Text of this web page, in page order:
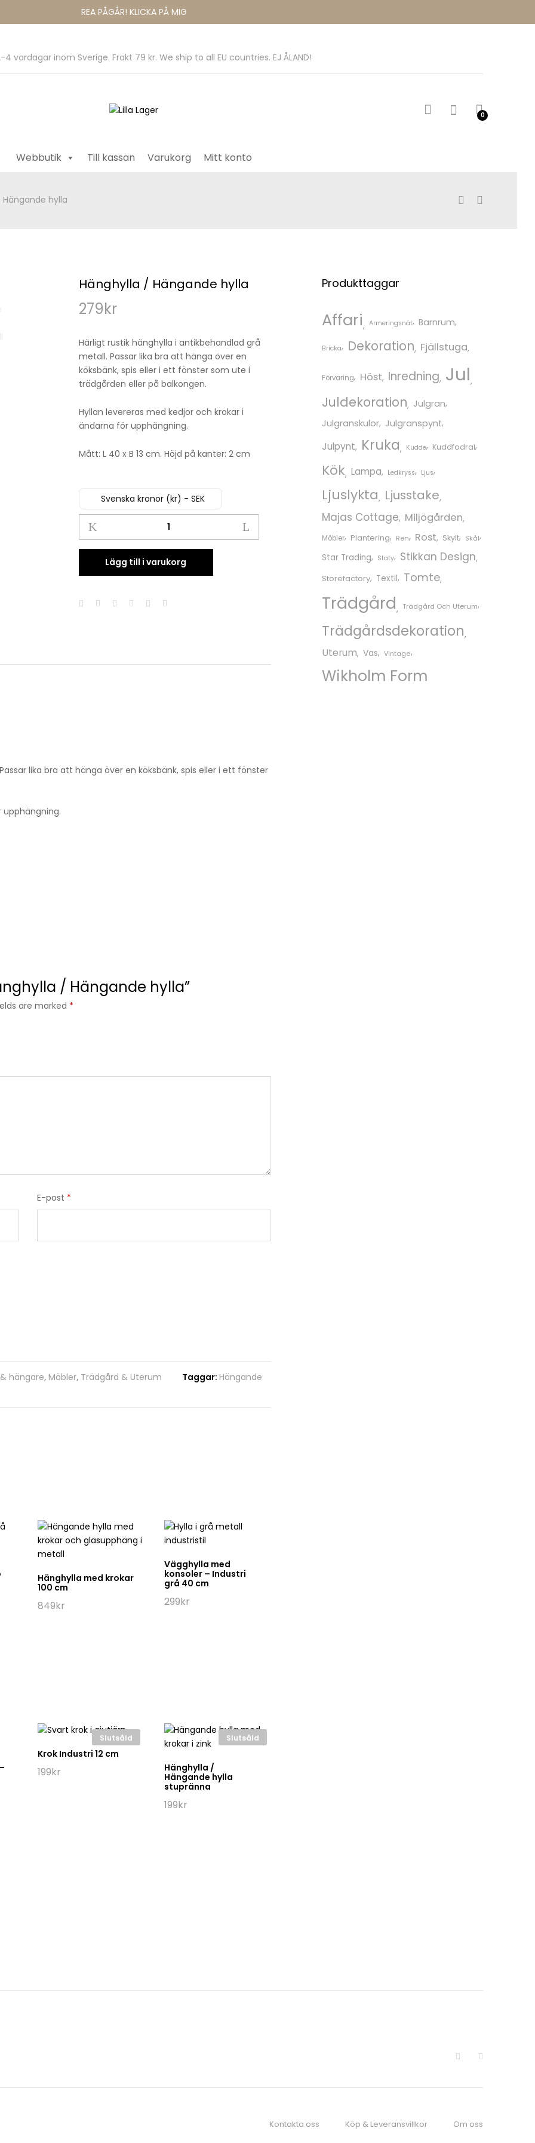
REA PÅGÅR! KLICKA PÅ MIG
4 vardagar inom Sverige. Frakt 79 kr. We ship to all EU countries. EJ ÅLAND!
0
Webbutik Till kassan Varukorg Mitt konto
hylla
Hänghylla / Hängande hylla
279kr
Härligt rustik hänghylla i antikbehandlad grå
metall. Passar lika bra att hänga över en
köksbänk, spis eller i ett fönster som ute i
trädgården eller på balkongen.
Hyllan levereras med kedjor och krokar i
ändarna för upphängning.
Mått: L 40 x B 13 cm. Höjd på kanter: 2 cm
Svenska kronor (kr) - SEK
/
Hängande
hylla
quantity
Lägg till i varukorg
lika bra att hänga över en köksbänk, spis eller i ett fönster
upphängning.
/ Hängande hylla”
are marked *
E-post *
hängare, Möbler, Trädgård & Uterum Taggar: Hängande
Hänghylla med krokar
100 cm
849kr
Vägghylla med
konsoler – Industri
grå 40 cm
299kr
Slutsåld
Krok Industri 12 cm
199kr
Slutsåld
Hänghylla /
Hängande hylla
stupränna
199kr
Produkttaggar
Affari Armeringsnät Barnrum
Bricka Dekoration Fjällstuga
Förvaring Höst Inredning Jul
Juldekoration Julgran
Julgranskulor Julgranspynt
Julpynt Kruka Kudde Kuddfodral
Kök Lampa Ledkryss Ljus
Ljuslykta Ljusstake
Majas Cottage Miljögården
Möbler Plantering Ren Rost Skylt Skål
Star Trading Staty Stikkan Design
Storefactory Textil Tomte
Trädgård Trädgård Och Uterum
Trädgårdsdekoration
Uterum Vas Vintage
Wikholm Form
Kontakta oss Köp & Leveransvillkor Om oss